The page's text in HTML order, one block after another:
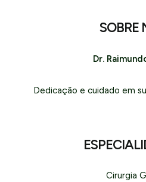
SOBRE
Dr.
Dedicação e cuidado em
Cirurgia